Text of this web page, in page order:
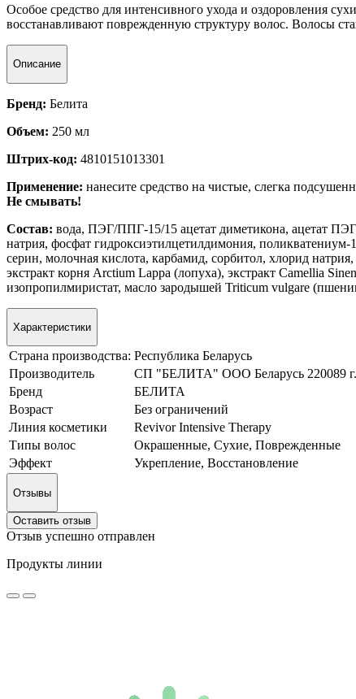
Особое средство для интенсивного ухода и оздоровления
восстанавливают поврежденную структуру волос. Волосы
Описание
Бренд: Белита
Объем: 250 мл
Штрих-код: 4810151013301
Применение: нанесите средство на чистые, слегка
Не смывать!
Состав: вода, ПЭГ/ППГ-15/15 ацетат диметикона, ацетат
натрия, фосфат гидроксиэтилцетилдимония,
серин, молочная кислота, карбамид, сорбитол, хлорид
экстракт корня Arctium Lappa (лопуха), экстракт Camellia
изопропилмиристат, масло зародышей Triticum vulgare
Характеристики
Страна производства: Республика Беларусь
Производитель
СП "БЕЛИТА" ООО Беларусь 220089
Бренд
БЕЛИТА
Возраст
Без ограничений
Линия косметики
Revivor Intensive Therapy
Типы волос
Окрашенные, Сухие, Поврежденные
Эффект
Укрепление, Восстановление
Отзывы
Оставить отзыв
Отзыв успешно отправлен
Продукты линии